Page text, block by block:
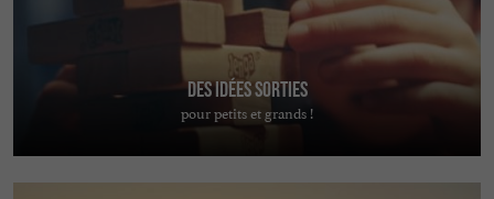
Des idées sorties
pour petits et grands !